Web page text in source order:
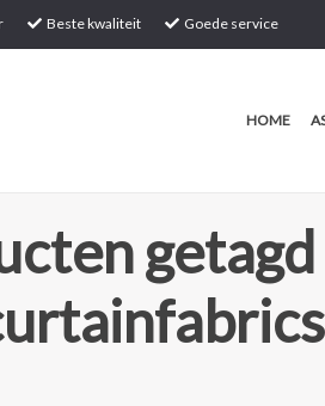
Beste kwaliteit Goede service
HOME
getagd